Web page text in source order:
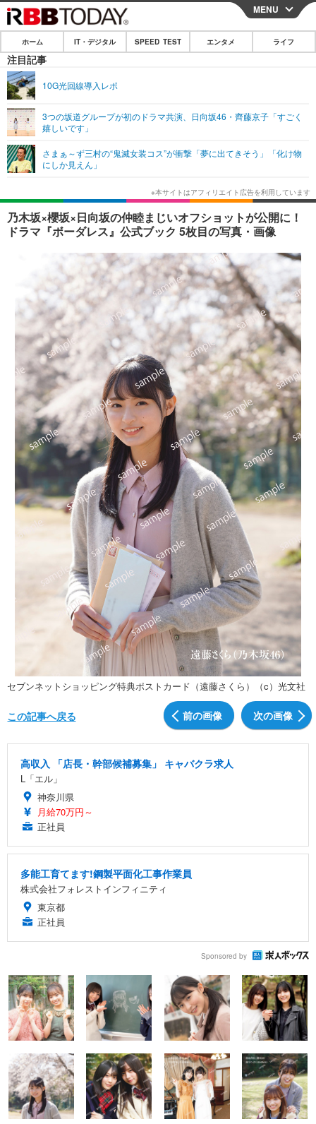
CLOSE
ホーム
IT・デジタル
ネタ
ショッピング その他
SPEED TEST
エンタメ
エンタメTOP
韓国・芸能
音楽 スポーツ
ショッピング その他
ライフ
ライフTOP グルメ
ペット ショッピング
その他
リリース一覧
プッシュ通知の停止方法
MENU
ホーム IT・デジタル SPEED TEST エンタメ ライフ
注目記事
10G光回線導入レポ
3つの坂道グループが初のドラマ共演、日向坂46・齊藤京子「すごく
嬉しいです」
さまぁ～ず三村の“鬼滅女装コス”が衝撃「夢に出てきそう」「化け物
にしか見えん」
乃木坂×櫻坂×日向坂の仲睦まじいオフショットが公開に！
ドラマ『ボーダレス』公式ブック 5枚目の写真・画像
セブンネットショッピング特典ポストカード（遠藤さくら）（c）光文社
前の画像 次の画像
この記事へ戻る
高収入 「店長・幹部候補募集」 キャバクラ求人
L「エル」
神奈川県
月給70万円～
正社員
多能工育てます!鋼製平面化工事作業員
株式会社フォレストインフィニティ
東京都
正社員
Sponsored by